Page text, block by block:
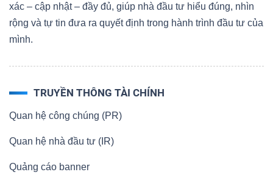
xác – cập nhật – đầy đủ, giúp nhà đầu tư hiểu đúng, nhìn
rộng và tự tin đưa ra quyết định trong hành trình đầu tư của
mình.
TRUYỀN THÔNG TÀI CHÍNH
Quan hệ công chúng (PR)
Quan hệ nhà đầu tư (IR)
Quảng cáo banner
(-)
ngữ
Dịch
vụ